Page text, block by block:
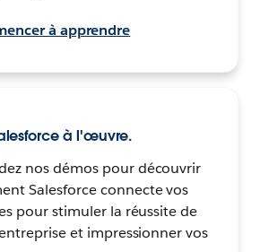
à apprendre
à l'œuvre.
nos démos pour découvrir
Salesforce connecte vos
pour stimuler la réussite de
et impressionner vos